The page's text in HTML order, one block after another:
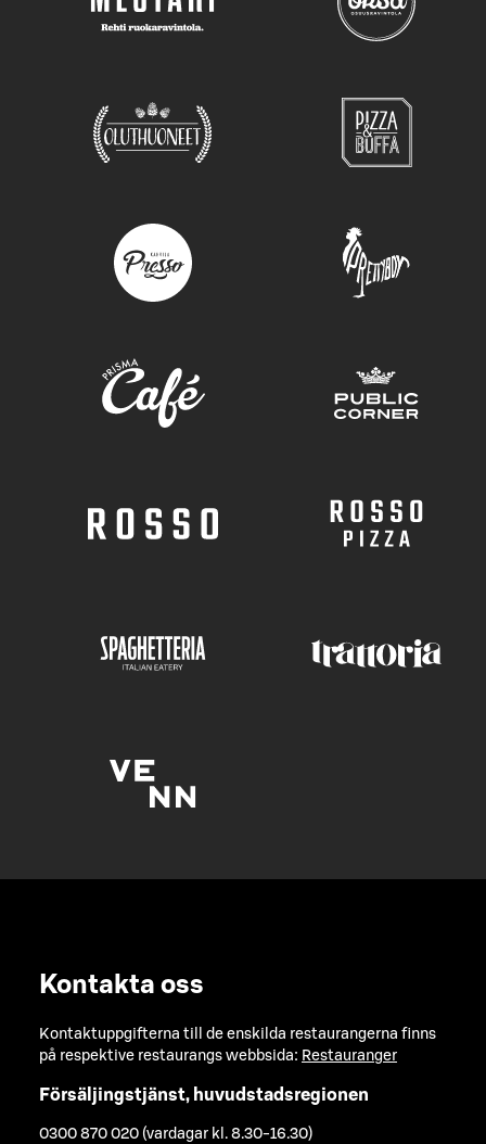
Kontakta oss
Kontaktuppgifterna till de enskilda restaurangerna finns
på respektive restaurangs webbsida: Restauranger
Försäljingstjänst, huvudstadsregionen
0300 870 020 (vardagar kl. 8.30-16.30)